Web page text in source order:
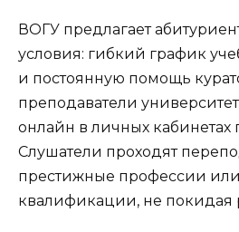
ВОГУ предлагает
условия: гибкий график
и постоянную помощь
преподаватели
онлайн в личных кабинетах
Слушатели проходят
престижные профессии
квалификации, не покидая